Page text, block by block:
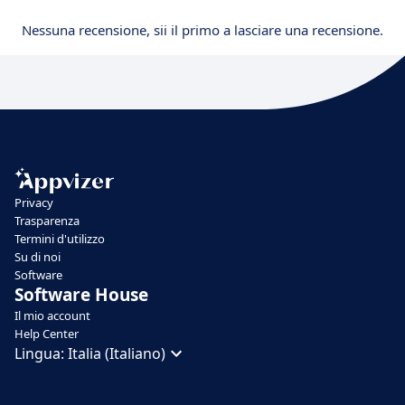
Nessuna recensione, sii il primo a lasciare una recensione.
Privacy
Trasparenza
Termini d'utilizzo
Su di noi
Software
Software House
Il mio account
Help Center
Lingua: Italia (Italiano)